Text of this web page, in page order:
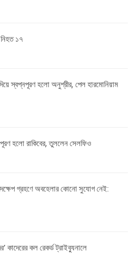
১৭
দিয়ে স্বপ্নপূরণ হলো অনুশ্রীর, পেল হারমোনিয়াম
পূরণ হলো রাকিবের, তুললেন সেলফিও
গ্রহণে অবহেলার কোনো সুযোগ নেই:
কাদেরের কল রেকর্ড ট্রাইব্যুনালে